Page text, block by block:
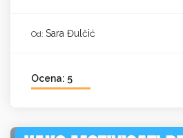
Od: Sara Đulčić
Ocena: 5